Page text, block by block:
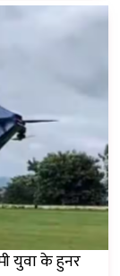
युवा के हुनर